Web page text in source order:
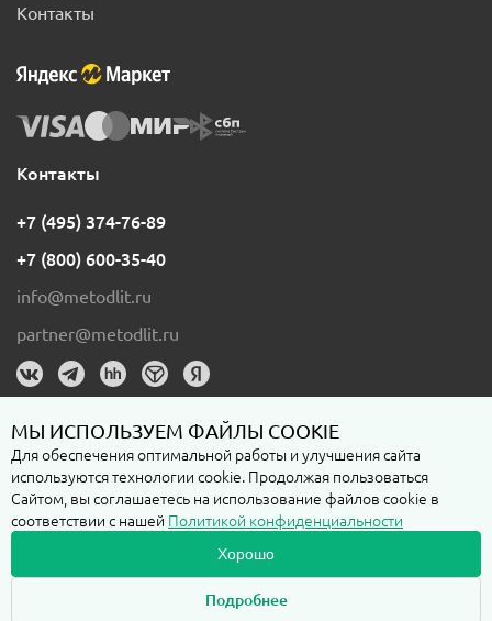
Контакты
Контакты
+7 (495) 374-76-89
+7 (800) 600-35-40
info@metodlit.ru
partner@metodlit.ru
Пользовательское соглашение
Политика конфиденциальности
Любая информация на сайте metodlit.ru, включая стоимость, наличие
МЫ ИСПОЛЬЗУЕМ ФАЙЛЫ COOKIE
Для обеспечения оптимальной работы и улучшения сайта
используются технологии cookie. Продолжая пользоваться
Сайтом, вы соглашаетесь на использование файлов cookie в
соответствии с нашей Политикой конфиденциальности
Хорошо
Подробнее